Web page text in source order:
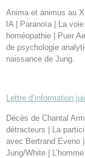
Anima et animus au
IA | Paranoïa | La
homéopathie | Puer
de psychologie
naissance de Jung.
Lettre d’information
Décès de Chantal
détracteurs | La
avec Bertrand Eveno
Jung/White |